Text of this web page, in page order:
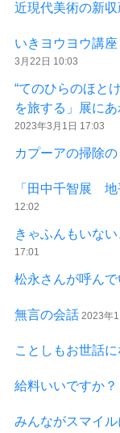
近現代美術の新
いきヨウヨウ講
3月22日 10:03
“てのひらのほと
を旅する」展にあ
2023年3月1日 17:03
カプーアの掃除の
「田中千智展 地
12:02
きゃふんもいな
17:01
松永さんが呼んで
無言の会話 2023年
ことしもお世話に
給料いいですか？
みんながスマイ